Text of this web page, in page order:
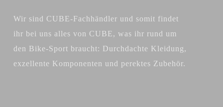
Wir sind CUBE-Fachhändler und somit findet
ihr bei uns alles von CUBE, was ihr rund um
den Bike-Sport braucht: Durchdachte Kleidung,
exzellente Komponenten und perektes Zubehör.